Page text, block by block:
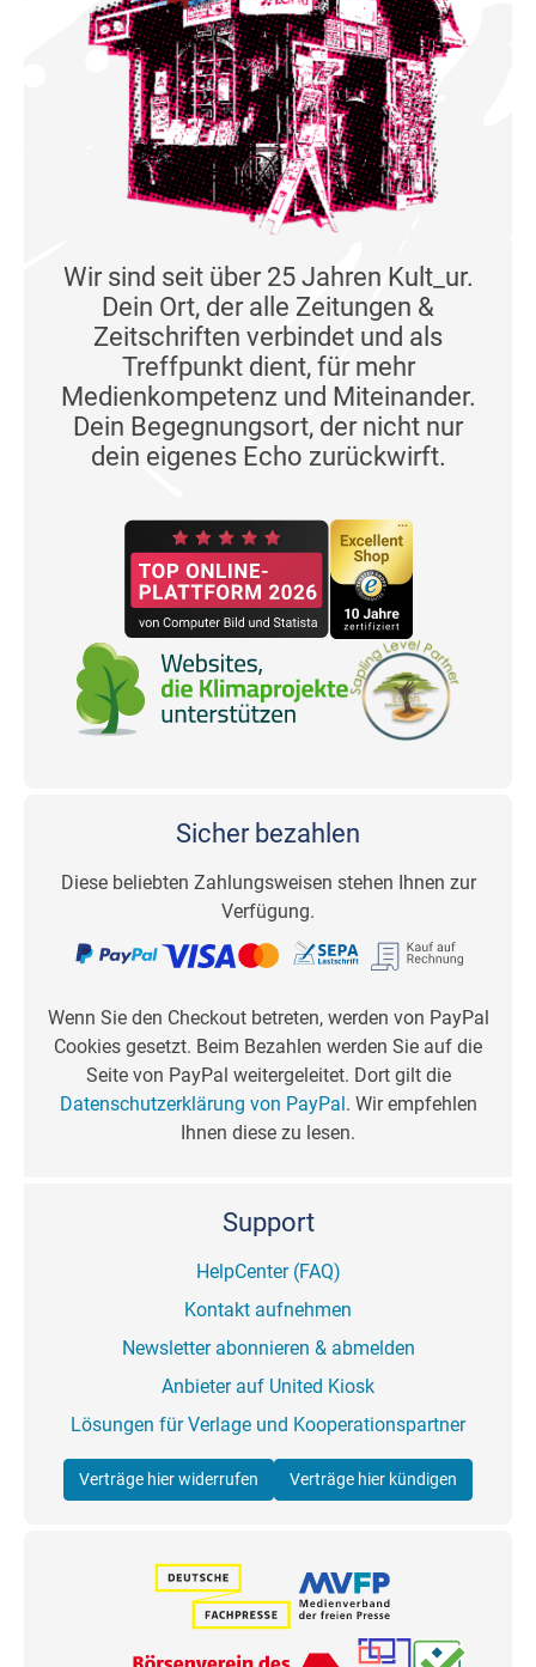
Wir sind seit über 25 Jahren Kult_ur.
Dein Ort, der alle Zeitungen &
Zeitschriften verbindet und als
Treffpunkt dient, für mehr
Medienkompetenz und Miteinander.
Dein Begegnungsort, der nicht nur
dein eigenes Echo zurückwirft.
Sicher bezahlen
Diese beliebten Zahlungsweisen stehen Ihnen zur
Verfügung.
Wenn Sie den Checkout betreten, werden von PayPal
Cookies gesetzt. Beim Bezahlen werden Sie auf die
Seite von PayPal weitergeleitet. Dort gilt die
Datenschutzerklärung von PayPal. Wir empfehlen
Ihnen diese zu lesen.
Support
HelpCenter (FAQ)
Kontakt aufnehmen
Newsletter abonnieren & abmelden
Anbieter auf United Kiosk
Lösungen für Verlage und Kooperationspartner
Verträge hier widerrufen Verträge hier kündigen